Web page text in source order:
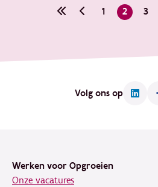
PagineringEersteVorige Page
1
Huidige
2 Page
3
Volg ons op
Werken voor Opgroeien
Onze vacatures